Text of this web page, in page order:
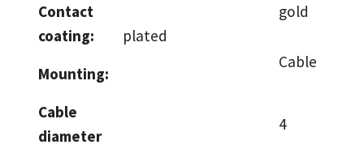
Contact
coating:
gold
plated
Mounting:
Cable
Cable
diameter
4